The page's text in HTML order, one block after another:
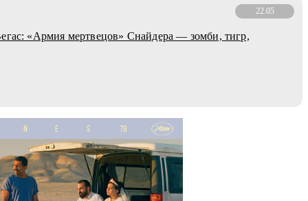
22.05
«Армия мертвецов» Снайдера — зомби, тигр,